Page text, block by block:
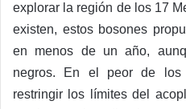
explorar la región de los 17
existen, estos bosones
en menos de un año,
negros. En el peor de los
restringir los límites del